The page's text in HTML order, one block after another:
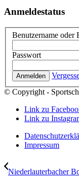
Anmeldestatus
Benutzername oder
Passwort
© Copyright -
Link zu
Link zu
Impressum
Niederlauterbacher